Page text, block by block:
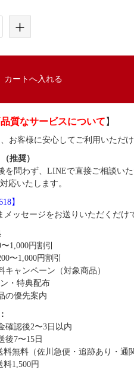
+
カートへ入れる
質なサービスについて 】
お客様に安心してご利用いただ
推奨）
を問わず、LINEで直接ご相談い
応いたします。
】
ッセージをお送りいただくだけ
1,000円割引
〜1,000円割引
キャンペーン（対象商品）
・特典配布
の優先案内
確認後2〜3日以内
後7〜15日
料無料（佐川急便・追跡あり・通
料1,500円